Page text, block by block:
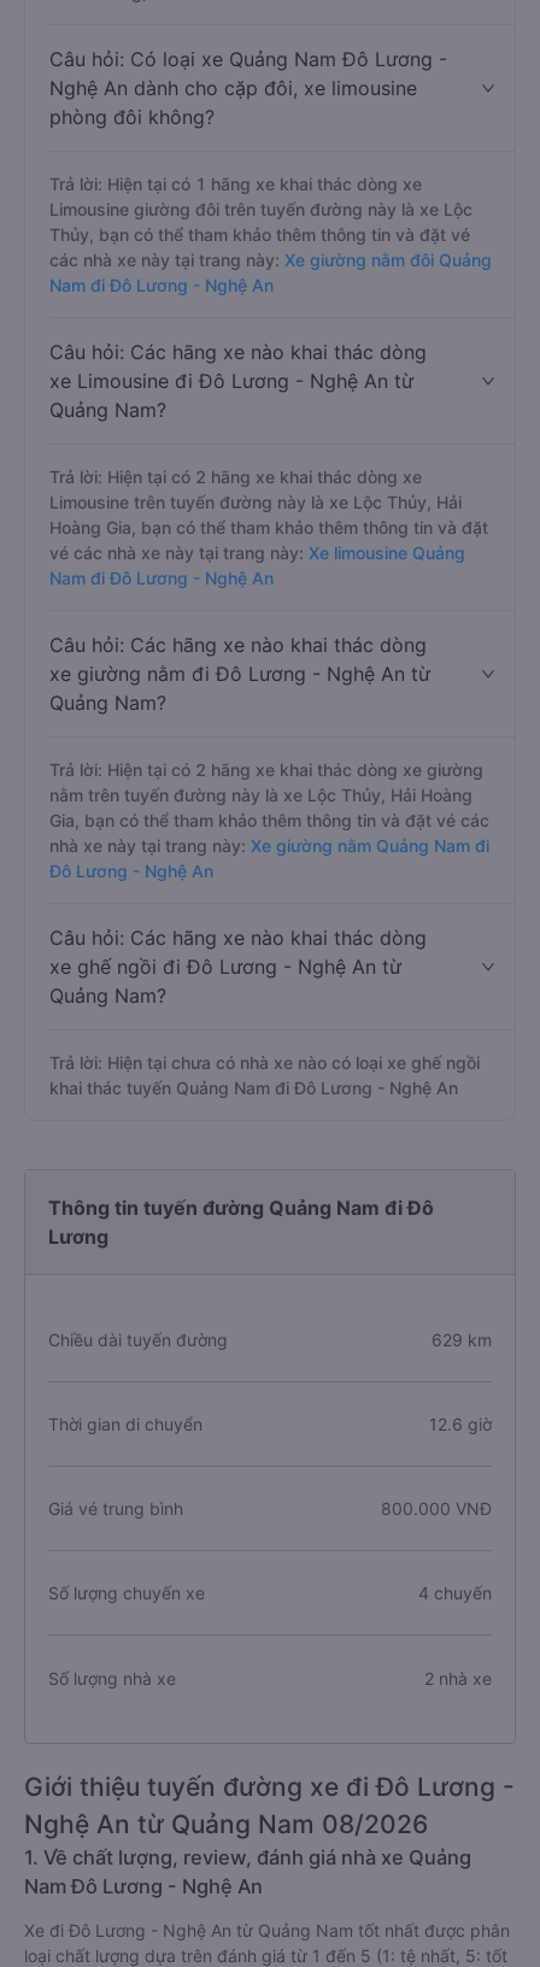
Câu hỏi: Có loại xe Quảng Nam Đô Lương -
Nghệ An dành cho cặp đôi, xe limousine
phòng đôi không?
Trả lời: Hiện tại có 1 hãng xe khai thác dòng xe
Limousine giường đôi trên tuyến đường này là xe Lộc
Thủy, bạn có thể tham khảo thêm thông tin và đặt vé
các nhà xe này tại trang này: Xe giường nằm đôi Quảng
Nam đi Đô Lương - Nghệ An
Câu hỏi: Các hãng xe nào khai thác dòng
xe Limousine đi Đô Lương - Nghệ An từ
Quảng Nam?
Trả lời: Hiện tại có 2 hãng xe khai thác dòng xe
Limousine trên tuyến đường này là xe Lộc Thủy, Hải
Hoàng Gia, bạn có thể tham khảo thêm thông tin và đặt
vé các nhà xe này tại trang này: Xe limousine Quảng
Nam đi Đô Lương - Nghệ An
Câu hỏi: Các hãng xe nào khai thác dòng
xe giường nằm đi Đô Lương - Nghệ An từ
Quảng Nam?
Trả lời: Hiện tại có 2 hãng xe khai thác dòng xe giường
nằm trên tuyến đường này là xe Lộc Thủy, Hải Hoàng
Gia, bạn có thể tham khảo thêm thông tin và đặt vé các
nhà xe này tại trang này: Xe giường nằm Quảng Nam đi
Đô Lương - Nghệ An
Câu hỏi: Các hãng xe nào khai thác dòng
xe ghế ngồi đi Đô Lương - Nghệ An từ
Quảng Nam?
Trả lời: Hiện tại chưa có nhà xe nào có loại xe ghế ngồi
khai thác tuyến Quảng Nam đi Đô Lương - Nghệ An
Thông tin tuyến đường Quảng Nam đi Đô
Lương
Chiều dài tuyến đường 629 km
Thời gian di chuyển 12.6 giờ
Giá vé trung bình 800.000 VNĐ
Số lượng chuyến xe 4 chuyến
Số lượng nhà xe 2 nhà xe
Giới thiệu tuyến đường xe đi Đô Lương -
Nghệ An từ Quảng Nam 08/2026
1. Về chất lượng, review, đánh giá nhà xe Quảng
Nam Đô Lương - Nghệ An
Xe đi Đô Lương - Nghệ An từ Quảng Nam tốt nhất được phân
loại chất lượng dựa trên đánh giá từ 1 đến 5 (1: tệ nhất, 5: tốt